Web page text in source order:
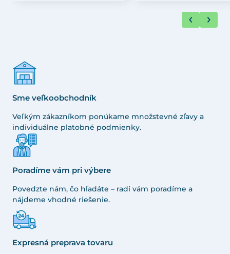
Sme veľkoobchodník
Veľkým zákazníkom ponúkame množstevné zľavy a
individuálne platobné podmienky.
Poradíme vám pri výbere
Povedzte nám, čo hľadáte – radi vám poradíme a
nájdeme vhodné riešenie.
Expresná preprava tovaru